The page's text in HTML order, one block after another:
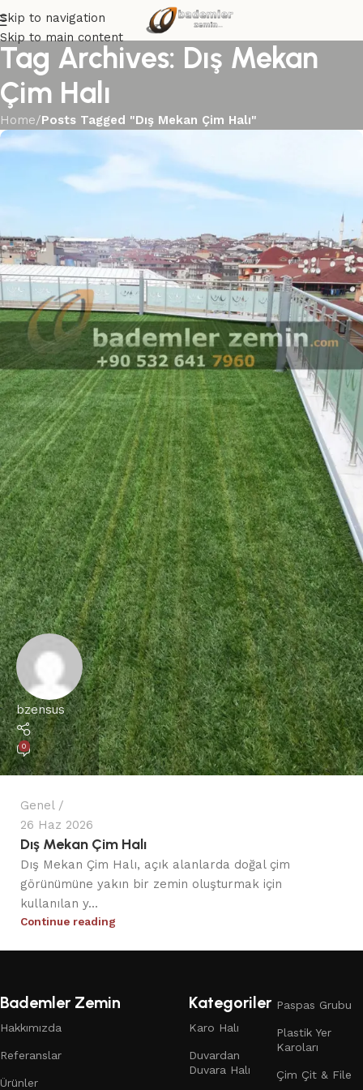
Skip to navigation
Skip to main content
Tag Archives: Dış Mekan
Çim Halı
Home/Posts Tagged "Dış Mekan Çim Halı"
bzensus
0
Genel
26 Haz 2026
Dış Mekan Çim Halı
Dış Mekan Çim Halı, açık alanlarda doğal çim
görünümüne yakın bir zemin oluşturmak için
kullanılan y...
Continue reading
Bademler Zemin
Hakkımızda
Referanslar
Ürünler
Kategoriler
Karo Halı
Duvardan
Duvara Halı
Paspas Grubu
Plastik Yer
Karoları
Çim Çit & File